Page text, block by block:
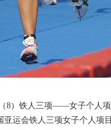
8）铁人三项——女子个人项
亚运会铁人三项女子个人项